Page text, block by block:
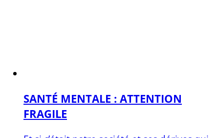
SANTÉ MENTALE : ATTENTION
FRAGILE